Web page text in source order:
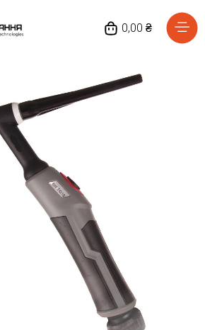
0,00 ₴
оплата